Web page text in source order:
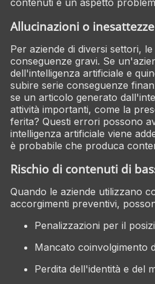
Allucinazioni o inesattezze
Per aziende di diversi settori,
conseguenze gravi. Se
dell'intelligenza artificiale e
subire serie conseguenze
se un articolo generato
attività importanti, come la
ferita? Questi errori possono
intelligenza artificiale viene
è probabile che produca
Rischio di contenuti di
Quando le aziende utilizzano
accorgimenti preventivi,
Penalizzazioni per il
Mancato coinvolgimento
Perdita dell'identità e del